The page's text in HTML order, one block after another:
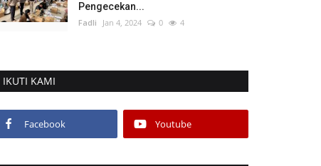
Pengecekan...
Fadli Jan 4, 2024 0 4
IKUTI KAMI
Facebook Youtube